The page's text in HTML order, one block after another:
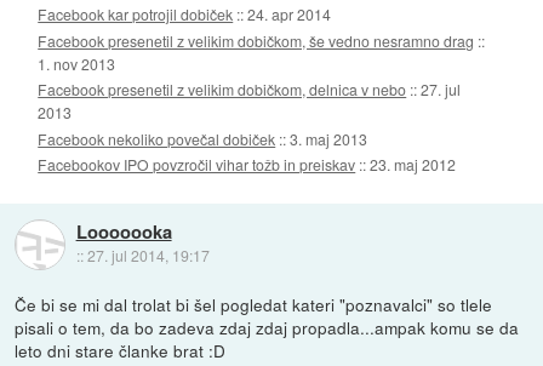
Facebook kar potrojil dobiček ::24. apr 2014
Facebook presenetil z velikim dobičkom, še vedno nesramno drag ::
1. nov 2013
Facebook presenetil z velikim dobičkom, delnica v nebo ::27. jul
2013
Facebook nekoliko povečal dobiček ::3. maj 2013
Facebookov IPO povzročil vihar tožb in preiskav ::23. maj 2012
Looooooka
::27. jul 2014, 19:17
Če bi se mi dal trolat bi šel pogledat kateri "poznavalci" so tlele
pisali o tem, da bo zadeva zdaj zdaj propadla...ampak komu se da
leto dni stare članke brat :D